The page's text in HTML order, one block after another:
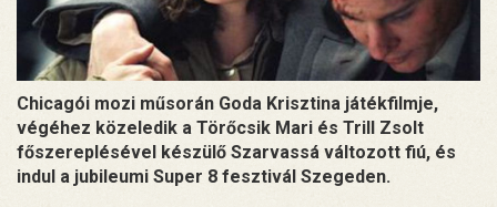
Chicagói mozi műsorán Goda Krisztina játékfilmje,
végéhez közeledik a Törőcsik Mari és Trill Zsolt
főszereplésével készülő Szarvassá változott fiú, és
indul a jubileumi Super 8 fesztivál Szegeden.